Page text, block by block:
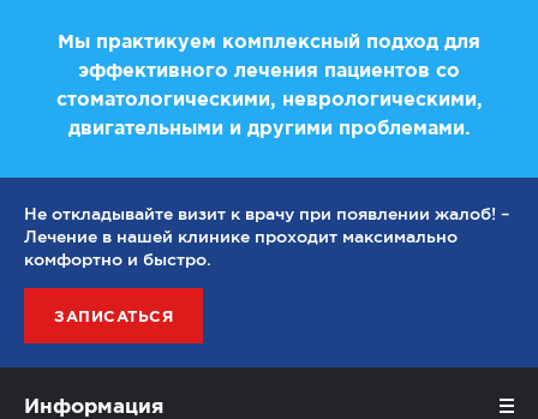
Мы практикуем комплексный подход для
эффективного лечения пациентов со
стоматологическими, неврологическими,
двигательными и другими проблемами.
Не откладывайте визит к врачу при появлении жалоб! –
Лечение в нашей клинике проходит максимально
комфортно и быстро.
ЗАПИСАТЬСЯ
Информация